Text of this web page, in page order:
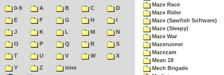
0-9 A B C
D
E
F G H
I
J
K L M
N
O
P Q R
S
T
U V W
X
Y
Z
inne
Maze Race
Maze Rider
Maze (Sawfish Software)
Maze (Sleepy)
Maze War
Mazerunner
Mazezam
Mean 18
Mech Brigade